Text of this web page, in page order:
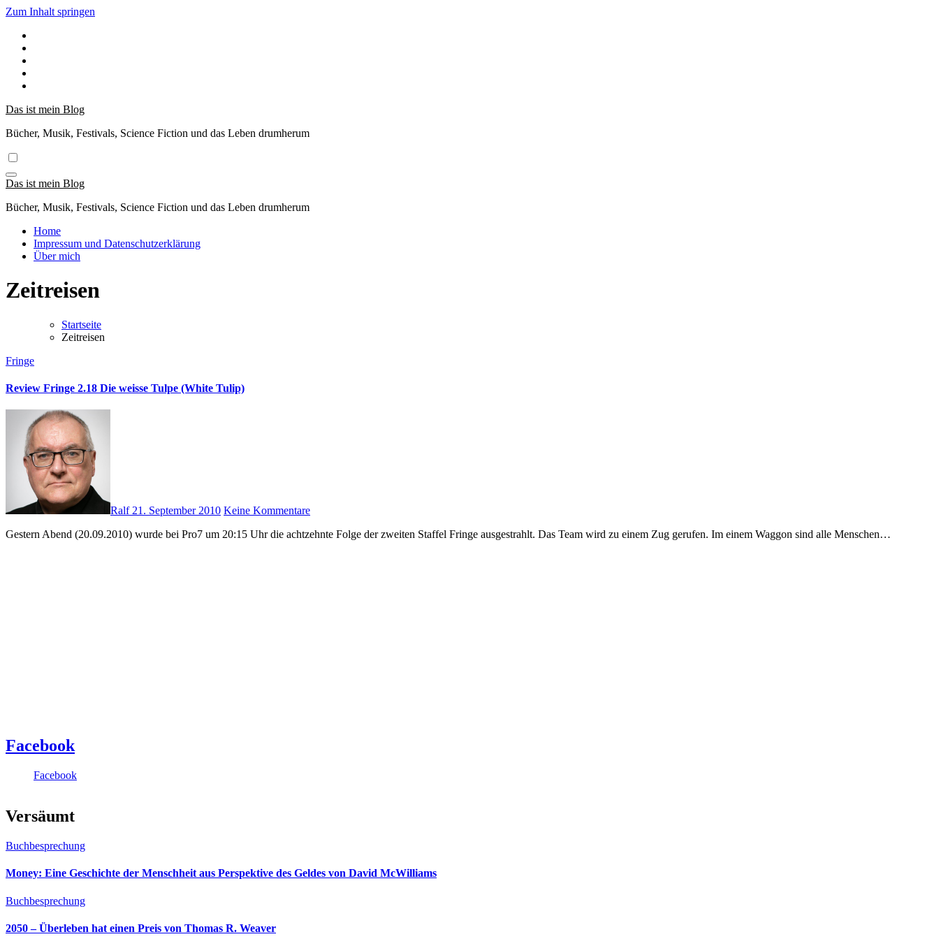
Zum Inhalt springen
Das ist mein Blog
Bücher, Musik, Festivals, Science Fiction und das Leben drumherum
Das ist mein Blog
Bücher, Musik, Festivals, Science Fiction und das Leben drumherum
Home
Impressum und Datenschutzerklärung
Über mich
Zeitreisen
Startseite
Zeitreisen
Fringe
Review Fringe 2.18 Die weisse Tulpe (White Tulip)
Ralf21. September 2010 Keine Kommentare
Gestern Abend (20.09.2010) wurde bei Pro7 um 20:15 Uhr die achtzehnte Folge der zweiten Staffel Fringe ausgestrahlt. Das Team wird zu einem Zug gerufen. Im einem Waggon sind alle Menschen…
Facebook
Facebook
Versäumt
Buchbesprechung
Money: Eine Geschichte der Menschheit aus Perspektive des Geldes von David McWilliams
Buchbesprechung
2050 – Überleben hat einen Preis von Thomas R. Weaver